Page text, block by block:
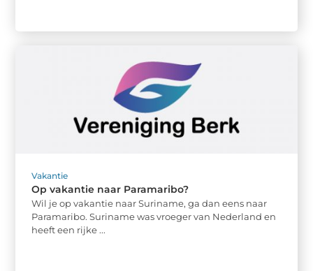
Vakantie
Op vakantie naar Paramaribo?
Wil je op vakantie naar Suriname, ga dan eens naar
Paramaribo. Suriname was vroeger van Nederland en
heeft een rijke ...